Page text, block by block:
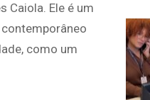
Caiola. Ele é um
como um